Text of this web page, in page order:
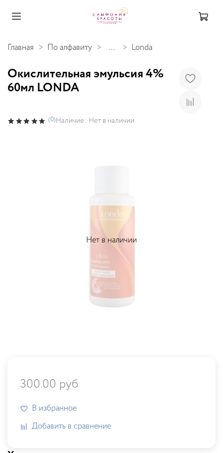
Главная По алфавиту ... Londa
Нет в наличии
Окислительная эмульсия 4%
60мл LONDA
(0)Наличие: Нет в наличии
300.00 руб
В избранное
Добавить в сравнение